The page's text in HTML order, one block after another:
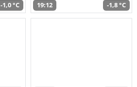
-1,0 °C 19:12 -1,8 °C